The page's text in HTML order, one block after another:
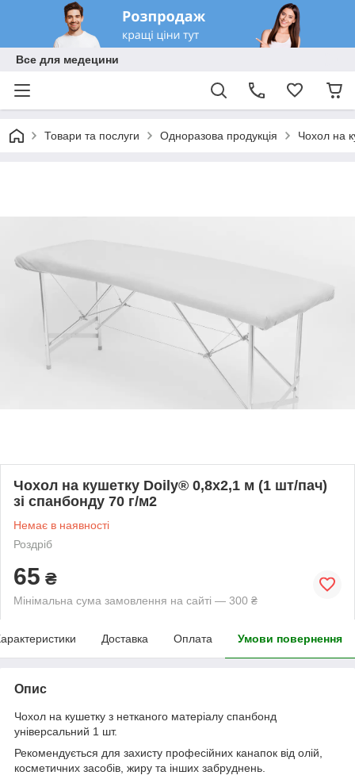
Все для медецини
Товари та послуги Одноразова продукція Чохол на
Чохол на кушетку Doily® 0,8х2,1 м (1 шт/пач)
зі спанбонду 70 г/м2
Немає в наявності
Роздріб
65 ₴
Мінімальна сума замовлення на сайті — 300 ₴
Доставка Оплата Умови повернення
Опис
Чохол на кушетку з нетканого матеріалу спанбонд
універсальний 1 шт.
Рекомендується для захисту професійних канапок від олій,
косметичних засобів, жиру та інших забруднень.